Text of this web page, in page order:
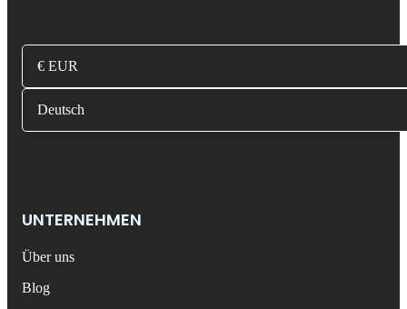
€ EUR
Deutsch
UNTERNEHMEN
Über uns
Blog